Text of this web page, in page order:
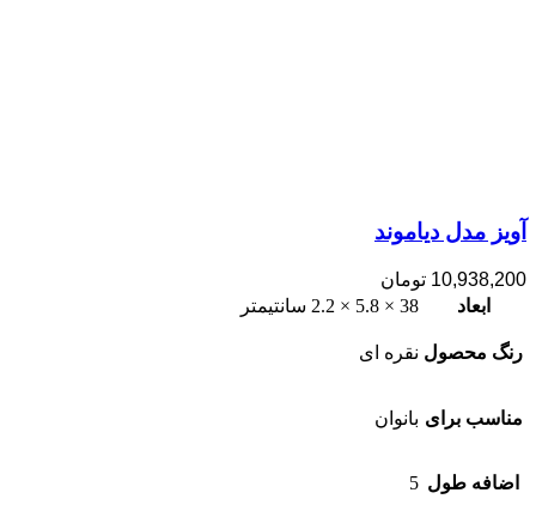
آویز مدل دیاموند
10,938,200 تومان
ابعاد
38 × 5.8 × 2.2 سانتیمتر
رنگ محصول نقره ای
مناسب برای بانوان
اضافه طول 5